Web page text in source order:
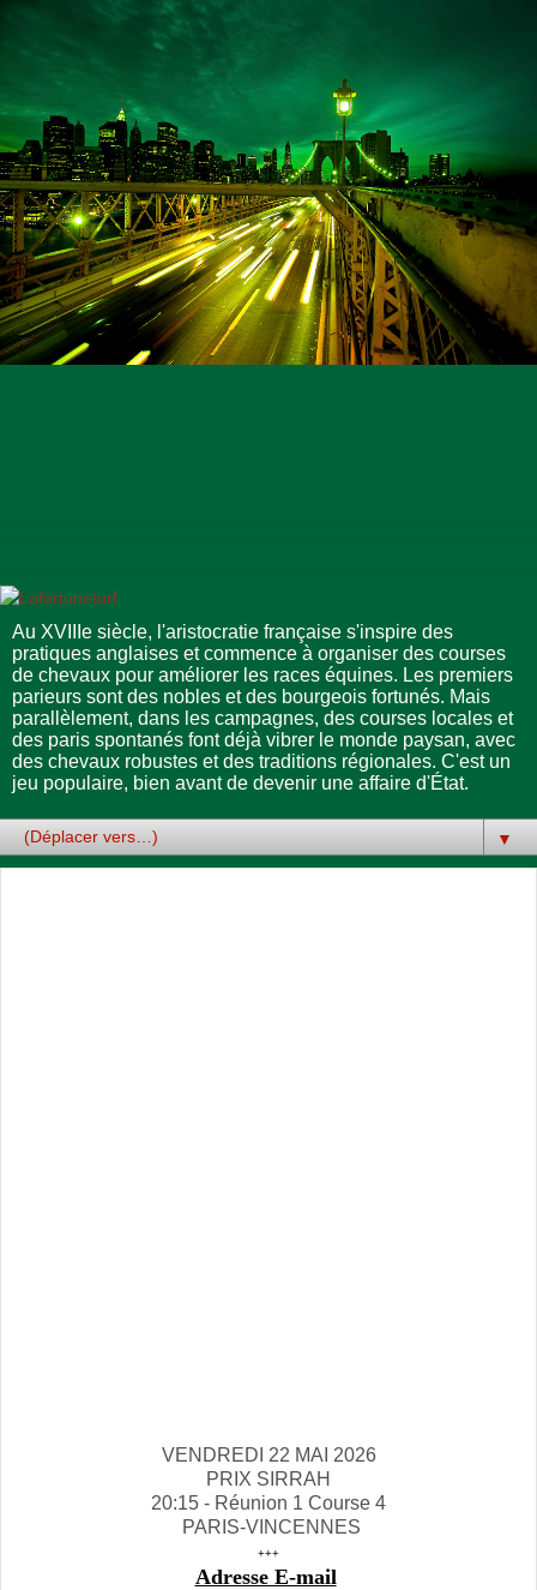
Au XVIIIe siècle, l'aristocratie française s'inspire des
pratiques anglaises et commence à organiser des courses
de chevaux pour améliorer les races équines. Les premiers
parieurs sont des nobles et des bourgeois fortunés. Mais
parallèlement, dans les campagnes, des courses locales et
des paris spontanés font déjà vibrer le monde paysan, avec
des chevaux robustes et des traditions régionales. C'est un
jeu populaire, bien avant de devenir une affaire d'État.
▼
VENDREDI 22 MAI 2026
PRIX SIRRAH
20:15 - Réunion 1 Course 4
PARIS-VINCENNES
+++
Adresse E-mail